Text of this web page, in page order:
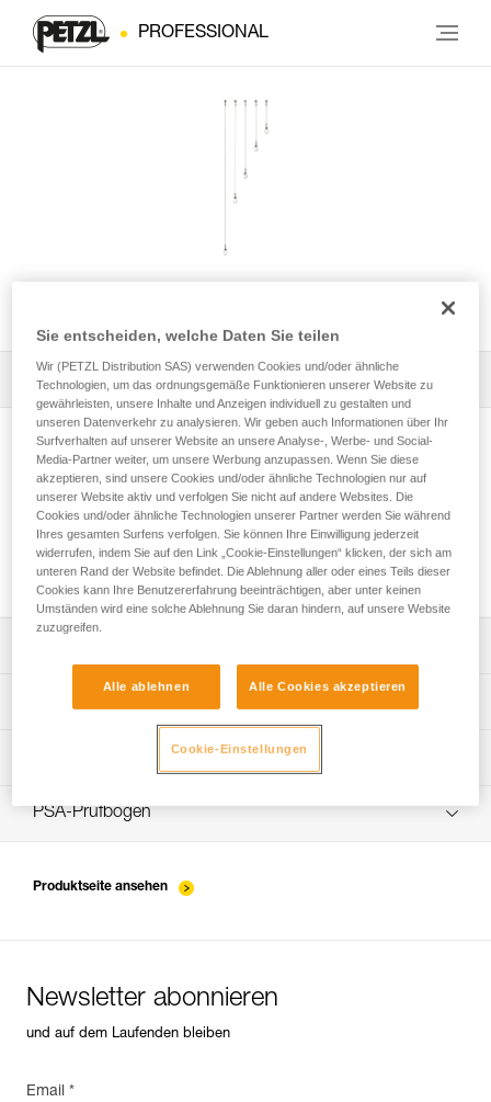
PROFESSIONAL
Alle technischen Anwendungen 1 Filter
Installation der Seile
Entdecken Sie ePPEcentre
Ablauf der PSA-Prüfung
verif EPI-WIRE-STROP-procedure-DE
PSA-Prüfbogen
Produktseite ansehen
Newsletter abonnieren
und auf dem Laufenden bleiben
Email *
Sie entscheiden, welche Daten Sie teilen
Wir (PETZL Distribution SAS) verwenden Cookies und/oder ähnliche
Technologien, um das ordnungsgemäße Funktionieren unserer Website zu
gewährleisten, unsere Inhalte und Anzeigen individuell zu gestalten und
unseren Datenverkehr zu analysieren. Wir geben auch Informationen über Ihr
Surfverhalten auf unserer Website an unsere Analyse-, Werbe- und Social-
Media-Partner weiter, um unsere Werbung anzupassen. Wenn Sie diese
akzeptieren, sind unsere Cookies und/oder ähnliche Technologien nur auf
unserer Website aktiv und verfolgen Sie nicht auf andere Websites. Die
Cookies und/oder ähnliche Technologien unserer Partner werden Sie während
Ihres gesamten Surfens verfolgen. Sie können Ihre Einwilligung jederzeit
widerrufen, indem Sie auf den Link „Cookie-Einstellungen“ klicken, der sich am
unteren Rand der Website befindet. Die Ablehnung aller oder eines Teils dieser
Cookies kann Ihre Benutzererfahrung beeinträchtigen, aber unter keinen
Umständen wird eine solche Ablehnung Sie daran hindern, auf unsere Website
zuzugreifen.
Alle ablehnen Alle Cookies akzeptieren
Cookie-Einstellungen